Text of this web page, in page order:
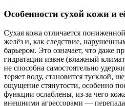
Особенности сухой кожи и
Сухая кожа отличается
желёз и, как следствие,
барьером. Это означает, что даже
гидратации извне (влажный
не способна самостоятельно
теряет воду, становится тусклой,
ощущение стянутости, особенно
функции ослаблены, из-за чего
внешними агрессорами —